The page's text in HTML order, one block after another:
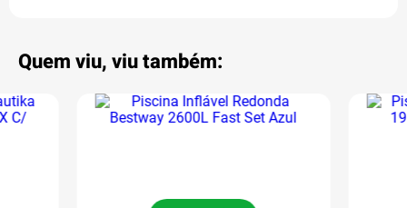
Quem viu, viu também: